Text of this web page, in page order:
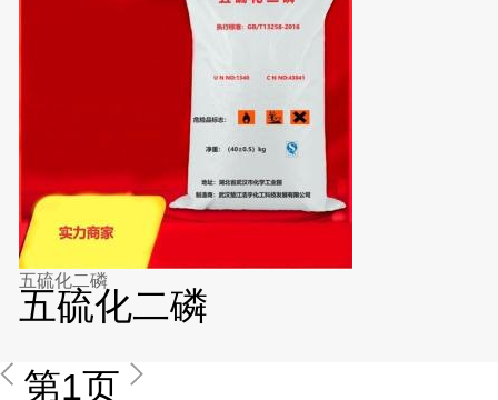
五硫化二磷
五硫化二磷
第1页